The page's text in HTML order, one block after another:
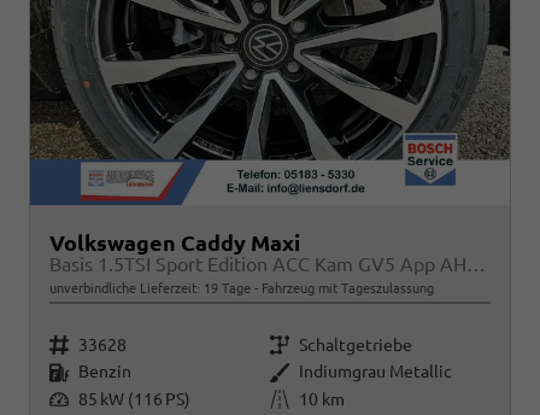
Volkswagen Caddy Maxi
Basis 1.5TSI Sport Edition ACC Kam GV5 App AHK Reling
unverbindliche Lieferzeit: 19 Tage Fahrzeug mit Tageszulassung
Fahrzeugnr. 33628 Getriebe Schaltgetriebe
Kraftstoff Benzin Außenfarbe Indiumgrau Metallic
Leistung 85 kW (116 PS) Kilometerstand
10 km